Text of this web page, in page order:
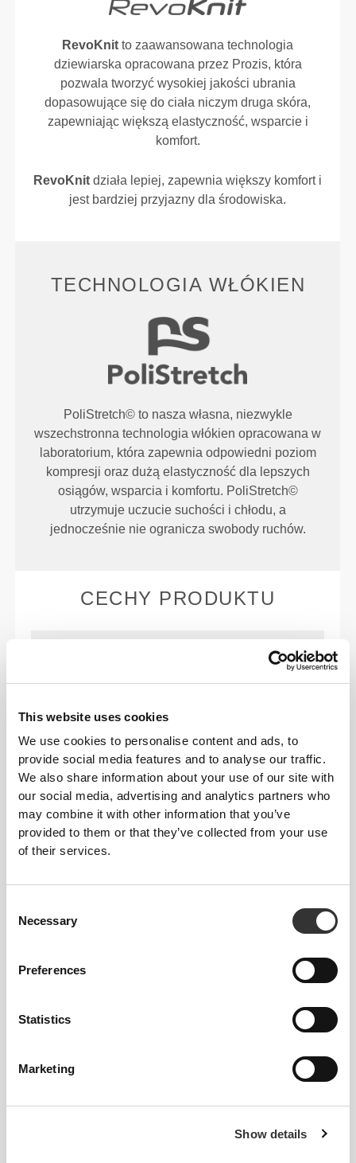
This website uses cookies
We use cookies to personalise content and ads, to
provide social media features and to analyse our traffic.
We also share information about your use of our site with
our social media, advertising and analytics partners who
may combine it with other information that you’ve
provided to them or that they’ve collected from your use
of their services.
Selection
Necessary
Preferences
Statistics
Marketing
Show details
RevoKnit to zaawansowana technologia
dziewiarska opracowana przez Prozis, która
pozwala tworzyć wysokiej jakości ubrania
dopasowujące się do ciała niczym druga skóra,
zapewniając większą elastyczność, wsparcie i
komfort.
RevoKnit działa lepiej, zapewnia większy komfort i
jest bardziej przyjazny dla środowiska.
TECHNOLOGIA WŁÓKIEN
PoliStretch© to nasza własna, niezwykle
wszechstronna technologia włókien opracowana w
laboratorium, która zapewnia odpowiedni poziom
kompresji oraz dużą elastyczność dla lepszych
osiągów, wsparcia i komfortu. PoliStretch©
utrzymuje uczucie suchości i chłodu, a
jednocześnie nie ogranicza swobody ruchów.
CECHY PRODUKTU
DWUKIERUNKOWA ELASTYCZNOŚĆ
NASZA MARKA TO TWÓJ
KOMFORT.
rozwiązanie, które zdecydowanie wyróżnia nasze
ubrania: brak szwów! Bez wszytych metek noszenie
naszych produktów staje się przyjemniejsze i nie
PORADY DOTYCZĄCE